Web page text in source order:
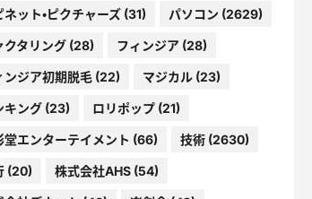
ネット・ピクチャーズ(31) パソコン (2629)
クタリング(28) フィンジア(28)
ンジア初期脱毛(22) マジカル(23)
キング(23) ロリポップ(21)
堂エンターテイメント (66) 技術(2630)
(20) 株式会社AHS(54)